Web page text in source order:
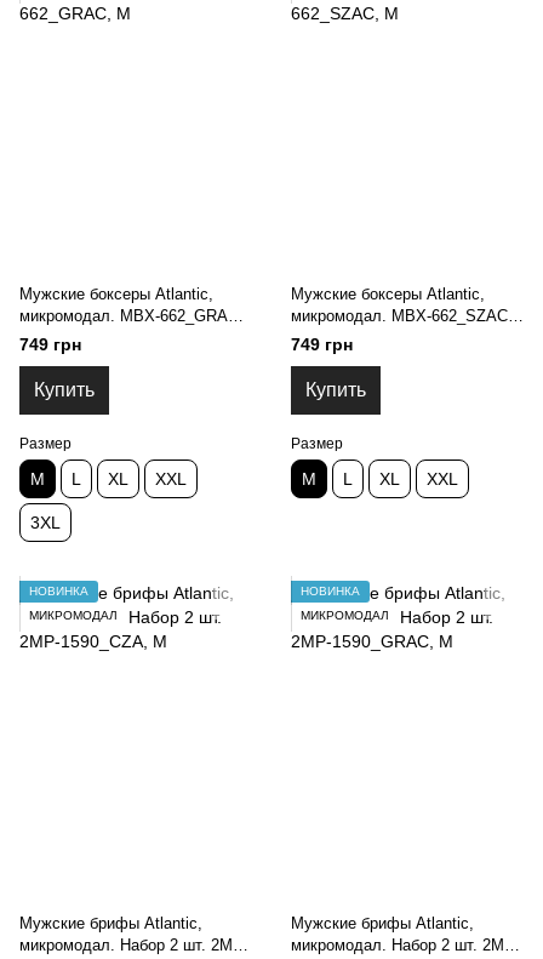
Мужские боксеры Atlantic,
микромодал. MBX-662_GRAC,
M
749 грн
Купить
Размер
M L XL XXL
3XL
Мужские боксеры Atlantic,
микромодал. MBX-662_SZAC,
M
749 грн
Купить
Размер
M L XL XXL
НОВИНКА
МИКРОМОДАЛ
Мужские брифы Atlantic,
микромодал. Набор 2 шт. 2MP-
НОВИНКА
МИКРОМОДАЛ
Мужские брифы Atlantic,
микромодал. Набор 2 шт. 2MP-